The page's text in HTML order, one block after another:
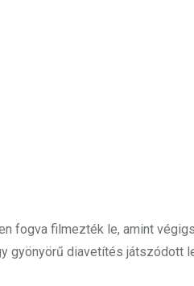
fogva filmezték le, amint
gyönyörű diavetítés játszódott